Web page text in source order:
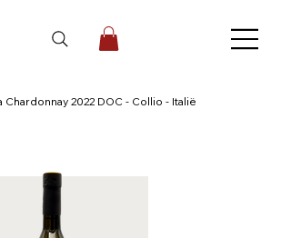
Chardonnay 2022 DOC - Collio - Italië